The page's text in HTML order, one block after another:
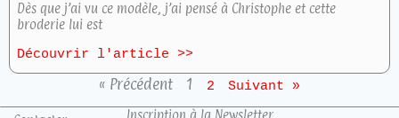
Dès que j’ai vu ce modèle, j’ai pensé à Christophe et cette
broderie lui est
Découvrir l'article >>
« Précédent 1 2 Suivant »